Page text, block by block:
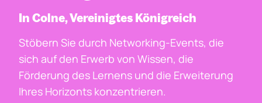
In Colne, Vereinigtes Königreich
Stöbern Sie durch Networking-Events, die
sich auf den Erwerb von Wissen, die
Förderung des Lernens und die Erweiterung
Ihres Horizonts konzentrieren.